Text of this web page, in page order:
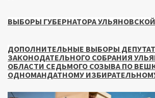
ВЫБОРЫ ГУБЕРНАТОРА
ДОПОЛНИТЕЛЬНЫЕ ВЫБОРЫ
ЗАКОНОДАТЕЛЬНОГО СОБРАНИЯ
ОБЛАСТИ СЕДЬМОГО СОЗЫВА ПО
ОДНОМАНДАТНОМУ